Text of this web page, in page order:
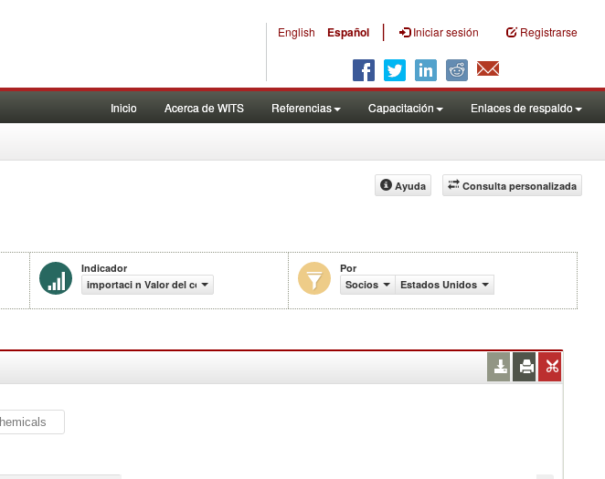
English Español | Iniciar sesión Registrarse
Inicio Acerca de WITS Referencias Capacitación Enlaces de respaldo
Consulta personalizada
Ayuda
Indicador
importaci n Valor del comercio (en miles de US$)
Por
Socios
Estados Unidos